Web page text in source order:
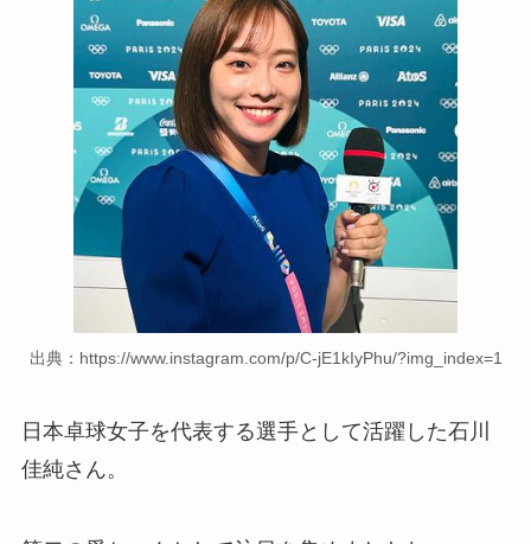
出典：https://www.instagram.com/p/C-jE1kIyPhu/?img_index=1
日本卓球女子を代表する選手として活躍した石川
佳純さん。